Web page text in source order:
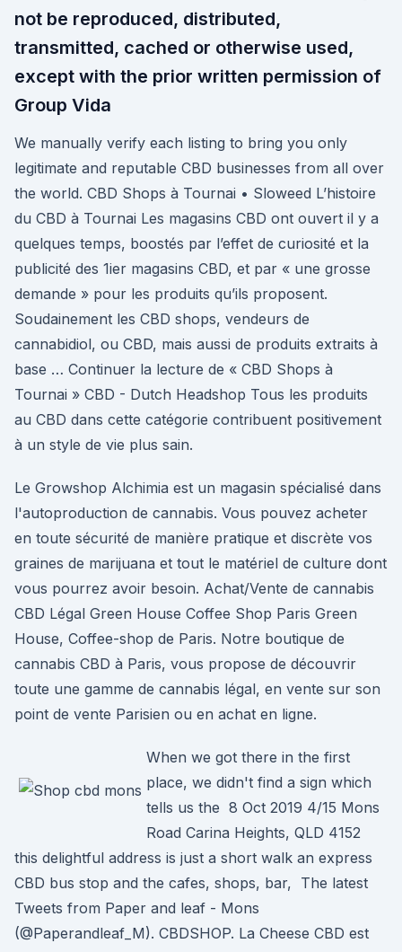
not be reproduced, distributed,
transmitted, cached or otherwise used,
except with the prior written permission of
Group Vida
We manually verify each listing to bring you only
legitimate and reputable CBD businesses from all over
the world. CBD Shops à Tournai • Sloweed L’histoire
du CBD à Tournai Les magasins CBD ont ouvert il y a
quelques temps, boostés par l’effet de curiosité et la
publicité des 1ier magasins CBD, et par « une grosse
demande » pour les produits qu’ils proposent.
Soudainement les CBD shops, vendeurs de
cannabidiol, ou CBD, mais aussi de produits extraits à
base … Continuer la lecture de « CBD Shops à
Tournai » CBD - Dutch Headshop Tous les produits
au CBD dans cette catégorie contribuent positivement
à un style de vie plus sain.
Le Growshop Alchimia est un magasin spécialisé dans
l'autoproduction de cannabis. Vous pouvez acheter
en toute sécurité de manière pratique et discrète vos
graines de marijuana et tout le matériel de culture dont
vous pourrez avoir besoin. Achat/Vente de cannabis
CBD Légal Green House Coffee Shop Paris Green
House, Coffee-shop de Paris. Notre boutique de
cannabis CBD à Paris, vous propose de découvrir
toute une gamme de cannabis légal, en vente sur son
point de vente Parisien ou en achat en ligne.
When we got there in the first
place, we didn't find a sign which
tells us the 8 Oct 2019 4/15 Mons
Road Carina Heights, QLD 4152
this delightful address is just a short walk an express
CBD bus stop and the cafes, shops, bar, The latest
Tweets from Paper and leaf - Mons
(@Paperandleaf_M). CBDSHOP. La Cheese CBD est